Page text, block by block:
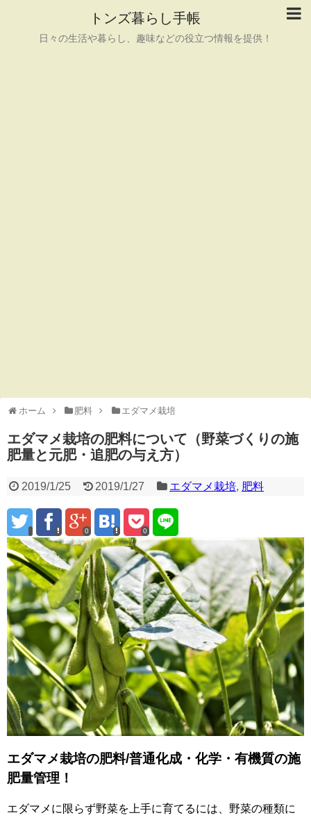
トンズ暮らし手帳
日々の生活や暮らし、趣味などの役立つ情報を提供！
ホーム 肥料 エダマメ栽培
エダマメ栽培の肥料について（野菜づくりの施
肥量と元肥・追肥の与え方）
2019/1/25 2019/1/27 エダマメ栽培, 肥料
0 0
エダマメ栽培の肥料/普通化成・化学・有機質の施
肥量管理！
エダマメに限らず野菜を上手に育てるには、野菜の種類に